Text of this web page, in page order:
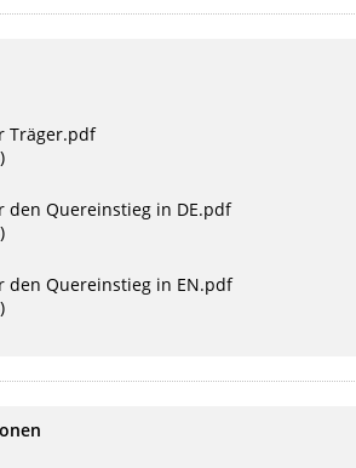
Träger.pdf
den Quereinstieg in DE.pdf
den Quereinstieg in EN.pdf